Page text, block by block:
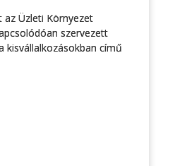
az Üzleti Környezet
szervezett
kisvállalkozásokban című